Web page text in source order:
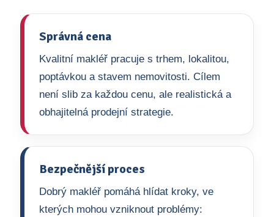
Správná cena
Kvalitní makléř pracuje s trhem, lokalitou,
poptávkou a stavem nemovitosti. Cílem
není slib za každou cenu, ale realistická a
obhajitelná prodejní strategie.
Bezpečnější proces
Dobrý makléř pomáhá hlídat kroky, ve
kterých mohou vzniknout problémy: